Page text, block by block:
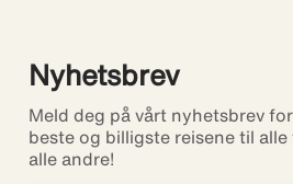
Nyhetsbrev
Meld deg på vårt nyhetsbrev
beste og billigste reisene til
alle andre!